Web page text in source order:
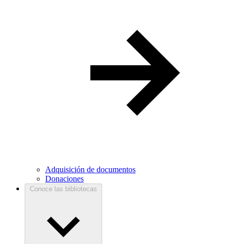
Adquisición de documentos
Donaciones
Conoce las bibliotecas